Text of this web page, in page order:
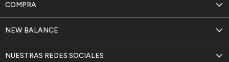
NEW BALANCE
COMPRA
NUESTRAS REDES SOCIALES